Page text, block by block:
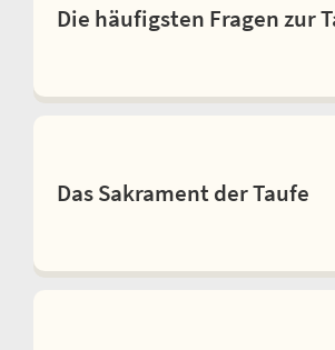
Die häufigsten Fragen zur
Das Sakrament der Taufe